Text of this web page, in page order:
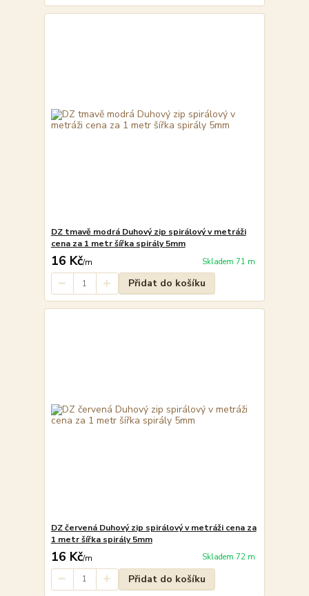
DZ tmavě modrá Duhový zip spirálový v metráži
cena za 1 metr šířka spirály 5mm
16 Kč/m Skladem 71 m
Přidat do košíku
DZ červená Duhový zip spirálový v metráži cena za
1 metr šířka spirály 5mm
16 Kč/m Skladem 72 m
Přidat do košíku